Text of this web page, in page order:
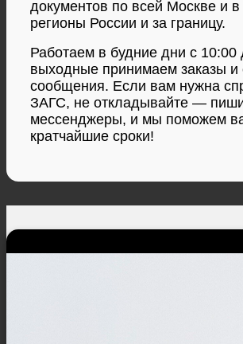
документов по всей Москве и в
регионы России и за границу.
Работаем в будние дни с 10:00
выходные принимаем заказы и
сообщения. Если вам нужна
ЗАГС, не откладывайте —
мессенджеры, и мы поможем
кратчайшие сроки!